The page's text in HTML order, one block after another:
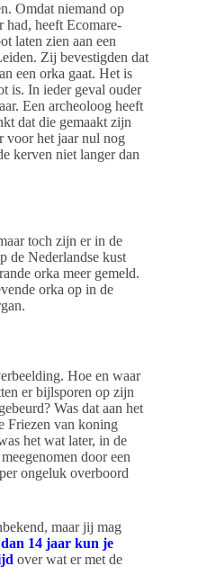
Omdat niemand op
had, heeft Ecomare-
laten zien aan een
Zij bevestigden dat
een orka gaat. Het is
is. In ieder geval ouder
Een archeoloog heeft
dat die gemaakt zijn
voor het jaar nul nog
kerven niet langer dan
toch zijn er in de
de Nederlandse kust
orka meer gemeld.
orka op in de
Hoe en waar
er bijlsporen op zijn
Was dat aan het
Friezen van koning
het wat later, in de
door een
ongeluk overboord
maar jij mag
14 jaar kun je
over wat er met de